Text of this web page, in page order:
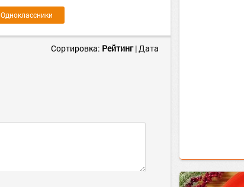
Одноклассники
Сортировка: Рейтинг|Дата